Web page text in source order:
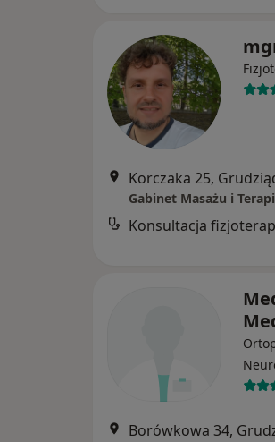
Korczaka 25,
Konsultacja
Borówkowa 34,